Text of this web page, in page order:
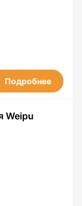
Подробнее
Weipu